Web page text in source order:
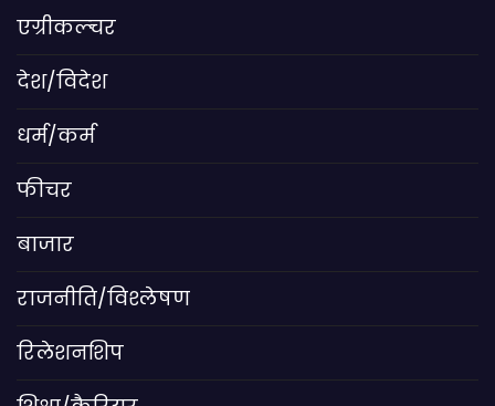
एग्रीकल्चर
देश/विदेश
धर्म/कर्म
फीचर
बाजार
राजनीति/विश्लेषण
रिलेशनशिप